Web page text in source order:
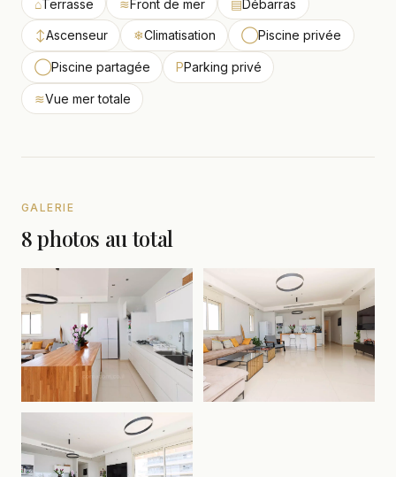
⌂Terrasse ≋Front de mer ▤Débarras
↕Ascenseur ❄Climatisation ◯Piscine privée
◯Piscine partagée PParking privé
≋Vue mer totale
GALERIE
8 photos au total